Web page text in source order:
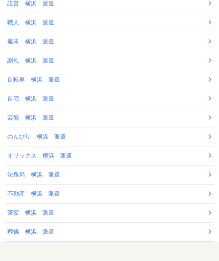
設営 横浜 派遣
職人 横浜 派遣
週末 横浜 派遣
謝礼 横浜 派遣
自転車 横浜 派遣
自宅 横浜 派遣
芸能 横浜 派遣
のんびり 横浜 派遣
オリックス 横浜 派遣
法務局 横浜 派遣
不動産 横浜 派遣
茶髪 横浜 派遣
葬儀 横浜 派遣